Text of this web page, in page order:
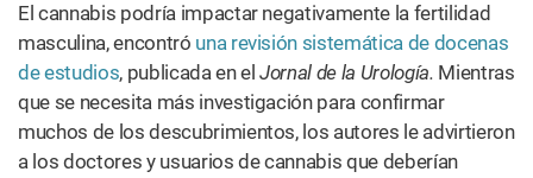
El cannabis podría impactar negativamente la fertilidad
masculina, encontró una revisión sistemática de docenas
de estudios, publicada en elJornal de la Urología. Mientras
que se necesita más investigación para confirmar
muchos de los descubrimientos, los autores le advirtieron
a los doctores y usuarios de cannabis que deberían